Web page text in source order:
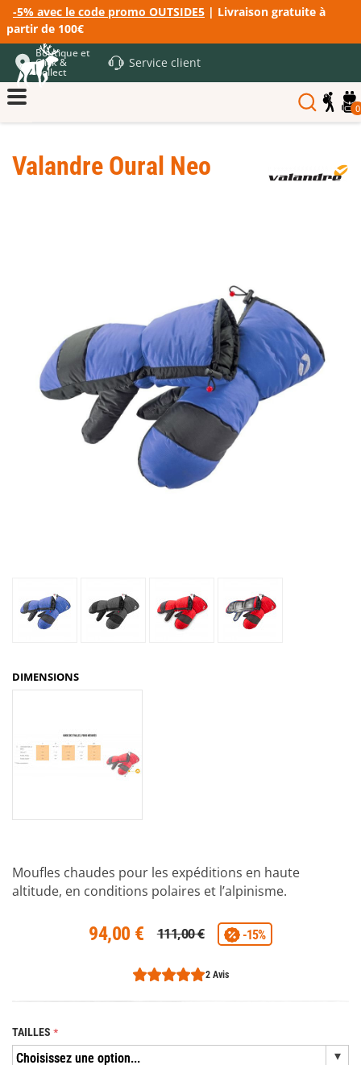
-5% avec le code promo OUTSIDE5 | Livraison gratuite à
partir de 100€
Boutique et
Click &
Collect
Service client
0
Valandre Oural Neo
DIMENSIONS
Moufles chaudes pour les expéditions en haute
altitude, en conditions polaires et l’alpinisme.
94,00 € 111,00 € -15%
2 Avis
TAILLES